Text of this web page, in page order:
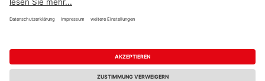
Impressum AGB Widerruf
Datenschutz
Reservierungsbedingungen
Vertrag widerrufen